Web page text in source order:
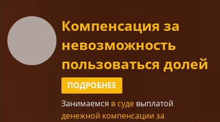
Компенсация за
невозможность
пользоваться долей
ПОДРОБНЕЕ
Занимаемся в суде выплатой
денежной компенсации за